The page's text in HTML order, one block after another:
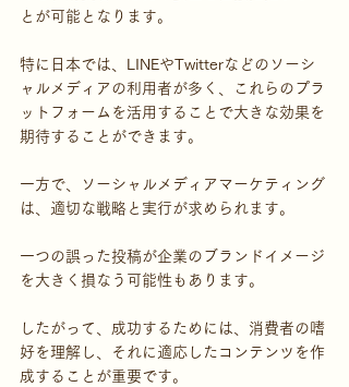
とが可能となります。
特に日本では、LINEやTwitterなどのソーシ
ャルメディアの利用者が多く、これらのプラ
ットフォームを活用することで大きな効果を
期待することができます。
一方で、ソーシャルメディアマーケティング
は、適切な戦略と実行が求められます。
一つの誤った投稿が企業のブランドイメージ
を大きく損なう可能性もあります。
したがって、成功するためには、消費者の嗜
好を理解し、それに適応したコンテンツを作
成することが重要です。